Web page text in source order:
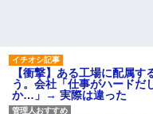
【衝撃】ある工場に配属
う。会社「仕事がハードだ
か…」→ 実際は違った